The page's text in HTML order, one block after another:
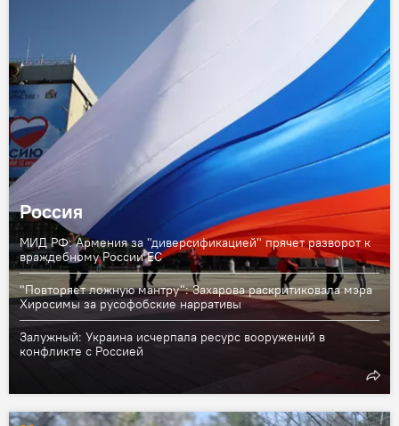
Россия
МИД РФ: Армения за "диверсификацией" прячет разворот к
враждебному России ЕС
"Повторяет ложную мантру": Захарова раскритиковала мэра
Хиросимы за русофобские нарративы
Залужный: Украина исчерпала ресурс вооружений в
конфликте с Россией